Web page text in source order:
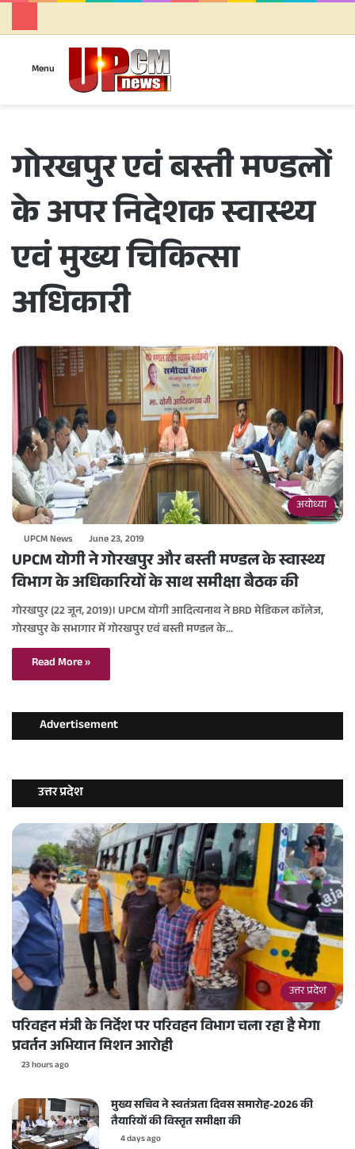
Menu
गोरखपुर एवं बस्ती मण्डलों
के अपर निदेशक स्वास्थ्य
एवं मुख्य चिकित्सा
अधिकारी
अयोध्या
UPCM News June 23, 2019
UPCM योगी ने गोरखपुर और बस्ती मण्डल के स्वास्थ्य
विभाग के अधिकारियों के साथ समीक्षा बैठक की
गोरखपुर (22 जून, 2019)। UPCM योगी आदित्यनाथ ने BRD मेडिकल काॅलेज,
गोरखपुर के सभागार में गोरखपुर एवं बस्ती मण्डल के…
Read More »
Advertisement
उत्तर प्रदेश
उत्तर प्रदेश
परिवहन मंत्री के निर्देश पर परिवहन विभाग चला रहा है मेगा
प्रवर्तन अभियान मिशन आरोही
23 hours ago
मुख्य सचिव ने स्वतंत्रता दिवस समारोह-2026 की
तैयारियों की विस्तृत समीक्षा की
4 days ago